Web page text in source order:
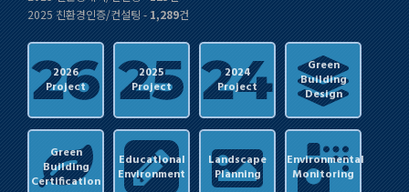
2025 친환경인증/컨설팅 -1,289건
2026
Project
2025
Project
2024
Project
Green
Building
Design
Green
Building
Certification
Educational
Environment
Landscape
Planning
Environmental
Monitoring